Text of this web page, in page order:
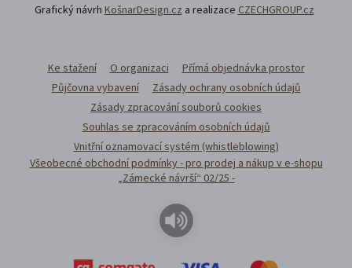
Grafický návrh KošnarDesign.cz a realizace CZECHGROUP.cz
Ke stažení O organizaci
Přímá objednávka prostor
Půjčovna vybavení
Zásady ochrany osobních údajů
Zásady zpracování souborů cookies
Souhlas se zpracováním osobních údajů
Vnitřní oznamovací systém (whistleblowing)
Všeobecné obchodní podmínky - pro prodej a nákup v e-shopu
„Zámecké návrší“ 02/25 -